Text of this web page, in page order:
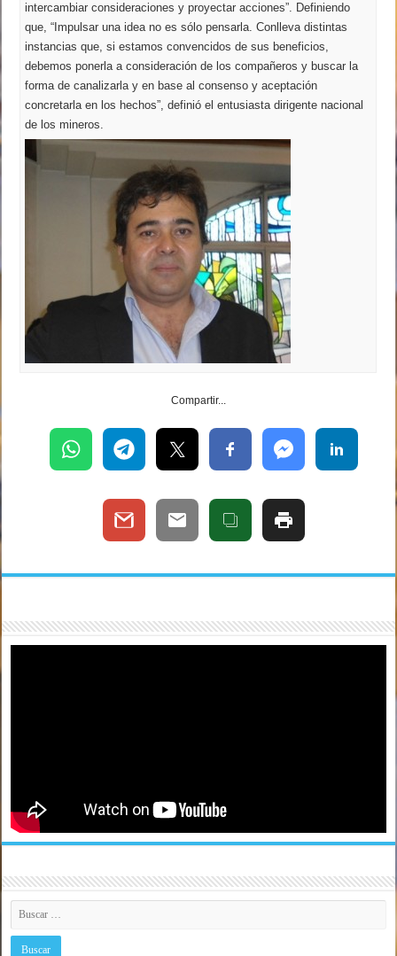
intercambiar consideraciones y proyectar acciones”. Definiendo
que, “Impulsar una idea no es sólo pensarla. Conlleva distintas
instancias que, si estamos convencidos de sus beneficios,
debemos ponerla a consideración de los compañeros y buscar la
forma de canalizarla y en base al consenso y aceptación
concretarla en los hechos”, definió el entusiasta dirigente nacional
de los mineros.
Compartir...